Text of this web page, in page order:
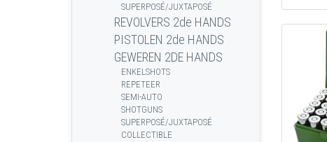
SUPERPOSÉ/JUXTAPOSÉ
REVOLVERS 2de HANDS
PISTOLEN 2de HANDS
GEWEREN 2DE HANDS
ENKELSHOTS
REPETEER
SEMI-AUTO
SHOTGUNS
SUPERPOSÉ/JUXTAPOSÉ
COLLECTIBLE